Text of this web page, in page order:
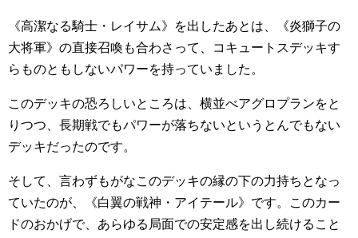
《高潔なる騎士・レイサム》を出したあとは、《炎獅子の
大将軍》の直接召喚も合わさって、コキュートスデッキす
らものともしないパワーを持っていました。
このデッキの恐ろしいところは、横並べアグロプランをと
りつつ、長期戦でもパワーが落ちないというとんでもない
デッキだったのです。
そして、言わずもがなこのデッキの縁の下の力持ちとなっ
ていたのが、《白翼の戦神・アイテール》です。このカー
ドのおかげで、あらゆる局面での安定感を出し続けること